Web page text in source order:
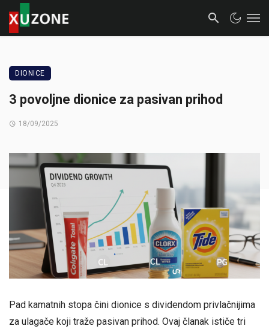
DIONICE
3 povoljne dionice za pasivan prihod
18/09/2025
Pad kamatnih stopa čini dionice s dividendom privlačnijima
za ulagače koji traže pasivan prihod. Ovaj članak ističe tri